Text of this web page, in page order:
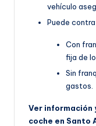
vehículo
Puede
Con
fija de
Sin
gastos.
Ver información
coche en Santo